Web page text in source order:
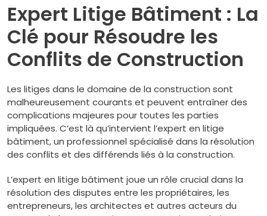
Expert Litige Bâtiment : La
Clé pour Résoudre les
Conflits de Construction
Les litiges dans le domaine de la construction sont
malheureusement courants et peuvent entraîner des
complications majeures pour toutes les parties
impliquées. C’est là qu’intervient l’expert en litige
bâtiment, un professionnel spécialisé dans la résolution
des conflits et des différends liés à la construction.
L’expert en litige bâtiment joue un rôle crucial dans la
résolution des disputes entre les propriétaires, les
entrepreneurs, les architectes et autres acteurs du